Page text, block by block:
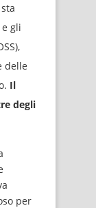
e gli
delle
Il
degli
per